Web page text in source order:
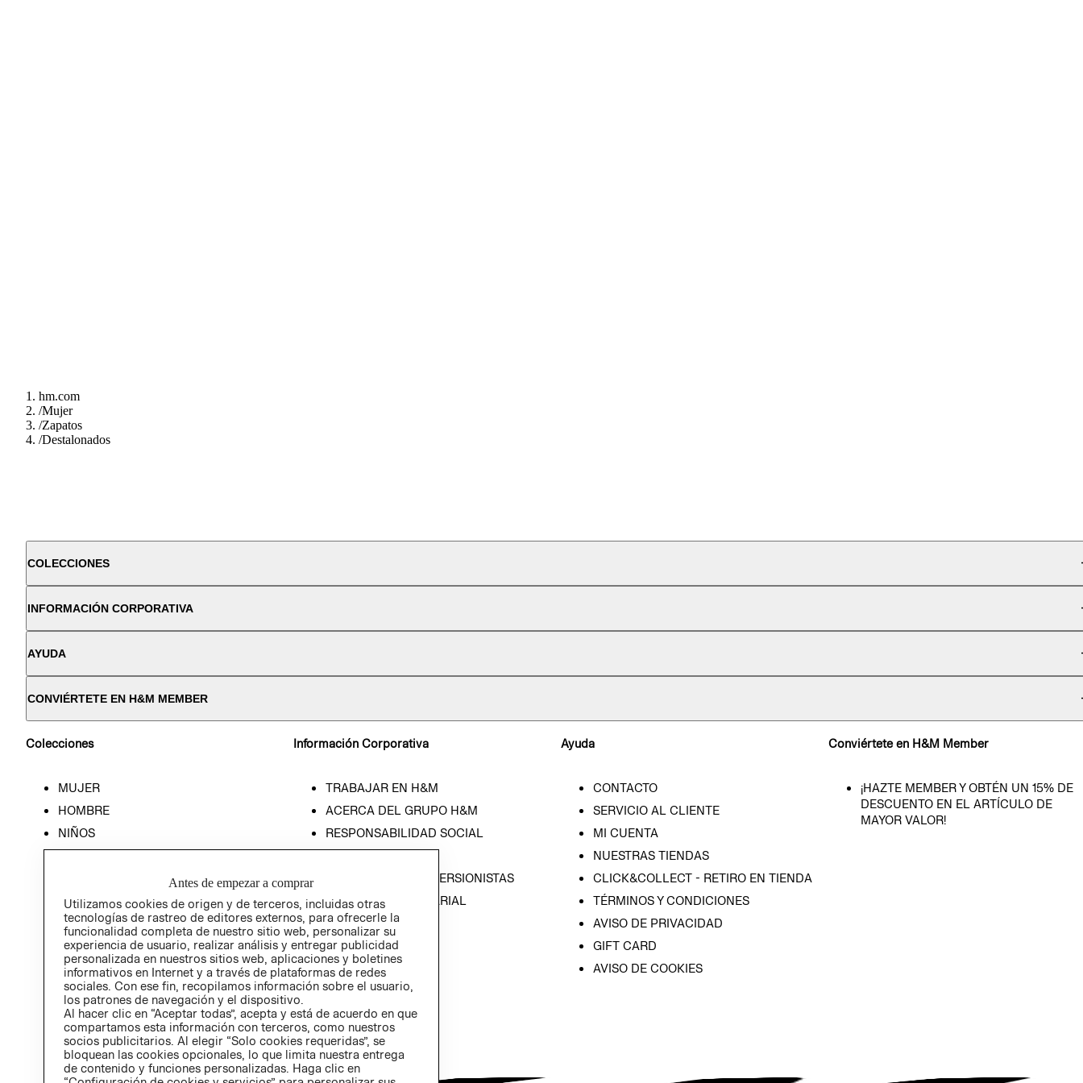
hm.com
/Mujer
/Zapatos
/Destalonados
COLECCIONES
INFORMACIÓN CORPORATIVA
AYUDA
CONVIÉRTETE EN H&M MEMBER
Colecciones
MUJER
HOMBRE
NIÑOS
Información Corporativa
TRABAJAR EN H&M
ACERCA DEL GRUPO H&M
RESPONSABILIDAD SOCIAL
RELACIÓN CON INVERSIONISTAS
POLÍTICA EMPRESARIAL
Ayuda
CONTACTO
SERVICIO AL CLIENTE
MI CUENTA
NUESTRAS TIENDAS
CLICK&COLLECT - RETIRO EN TIENDA
TÉRMINOS Y CONDICIONES
AVISO DE PRIVACIDAD
GIFT CARD
AVISO DE COOKIES
Conviértete en H&M Member
¡HAZTE MEMBER Y OBTÉN UN 15% DE
DESCUENTO EN EL ARTÍCULO DE
MAYOR VALOR!
Antes de empezar a comprar
Utilizamos cookies de origen y de terceros, incluidas otras
tecnologías de rastreo de editores externos, para ofrecerle la
funcionalidad completa de nuestro sitio web, personalizar su
experiencia de usuario, realizar análisis y entregar publicidad
personalizada en nuestros sitios web, aplicaciones y boletines
informativos en Internet y a través de plataformas de redes
sociales. Con ese fin, recopilamos información sobre el usuario,
los patrones de navegación y el dispositivo.
Al hacer clic en “Aceptar todas”, acepta y está de acuerdo en que
compartamos esta información con terceros, como nuestros
socios publicitarios. Al elegir “Solo cookies requeridas”, se
bloquean las cookies opcionales, lo que limita nuestra entrega
de contenido y funciones personalizadas. Haga clic en